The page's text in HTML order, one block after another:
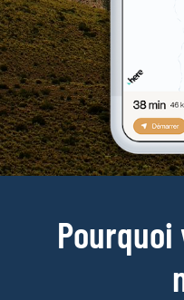
Pourquoi